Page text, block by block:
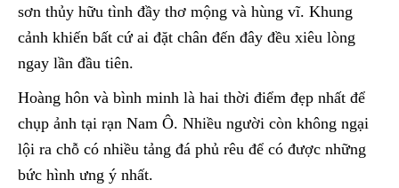
sơn thủy hữu tình đầy thơ mộng và hùng vĩ. Khung
cảnh khiến bất cứ ai đặt chân đến đây đều xiêu lòng
ngay lần đầu tiên.
Hoàng hôn và bình minh là hai thời điểm đẹp nhất để
chụp ảnh tại rạn Nam Ô. Nhiều người còn không ngại
lội ra chỗ có nhiều tảng đá phủ rêu để có được những
bức hình ưng ý nhất.